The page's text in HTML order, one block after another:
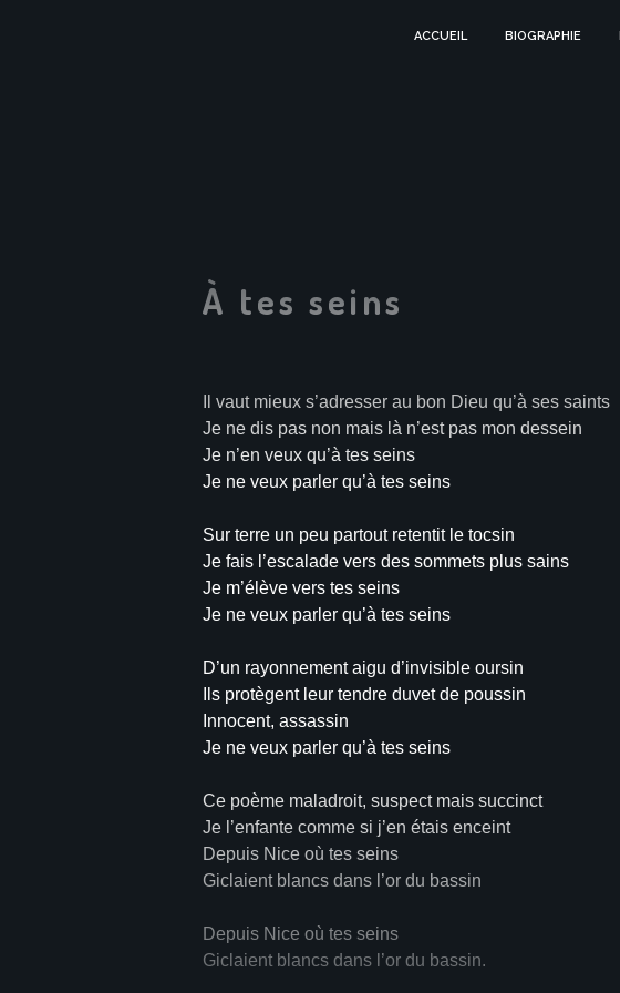
ACCUEIL BIOGRAPHIE
À tes seins
Il vaut mieux s’adresser au bon Dieu qu’à ses saints
Je ne dis pas non mais là n’est pas mon dessein
Je n’en veux qu’à tes seins
Je ne veux parler qu’à tes seins
Sur terre un peu partout retentit le tocsin
Je fais l’escalade vers des sommets plus sains
Je m’élève vers tes seins
Je ne veux parler qu’à tes seins
D’un rayonnement aigu d’invisible oursin
Ils protègent leur tendre duvet de poussin
Innocent, assassin
Je ne veux parler qu’à tes seins
Ce poème maladroit, suspect mais succinct
Je l’enfante comme si j’en étais enceint
Depuis Nice où tes seins
Giclaient blancs dans l’or du bassin
Depuis Nice où tes seins
Giclaient blancs dans l’or du bassin.